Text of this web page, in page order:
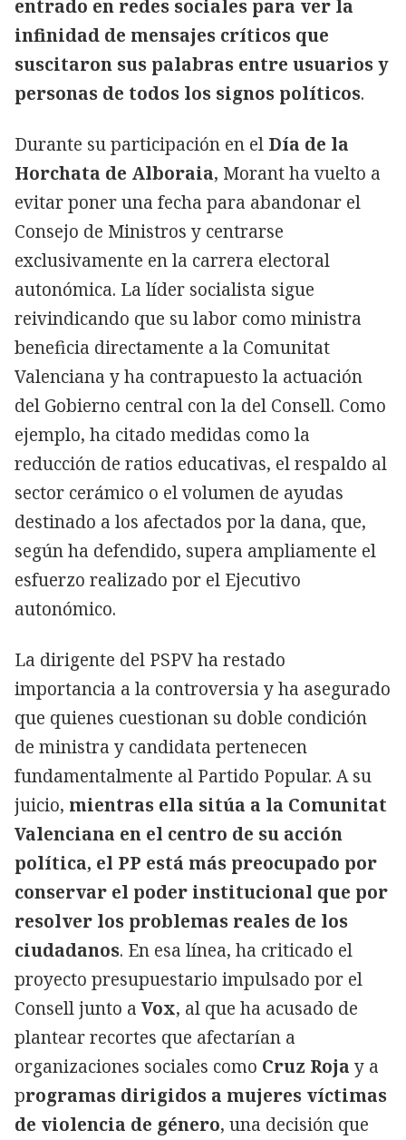
entrado en redes sociales para ver la
infinidad de mensajes críticos que
suscitaron sus palabras entre usuarios y
personas de todos los signos políticos.
Durante su participación en el Día de la
Horchata de Alboraia, Morant ha vuelto a
evitar poner una fecha para abandonar el
Consejo de Ministros y centrarse
exclusivamente en la carrera electoral
autonómica. La líder socialista sigue
reivindicando que su labor como ministra
beneficia directamente a la Comunitat
Valenciana y ha contrapuesto la actuación
del Gobierno central con la del Consell. Como
ejemplo, ha citado medidas como la
reducción de ratios educativas, el respaldo al
sector cerámico o el volumen de ayudas
destinado a los afectados por la dana, que,
según ha defendido, supera ampliamente el
esfuerzo realizado por el Ejecutivo
autonómico.
La dirigente del PSPV ha restado
importancia a la controversia y ha asegurado
que quienes cuestionan su doble condición
de ministra y candidata pertenecen
fundamentalmente al Partido Popular. A su
juicio, mientras ella sitúa a la Comunitat
Valenciana en el centro de su acción
política, el PP está más preocupado por
conservar el poder institucional que por
resolver los problemas reales de los
ciudadanos. En esa línea, ha criticado el
proyecto presupuestario impulsado por el
Consell junto a Vox, al que ha acusado de
plantear recortes que afectarían a
organizaciones sociales como Cruz Roja y a
programas dirigidos a mujeres víctimas
de violencia de género, una decisión que